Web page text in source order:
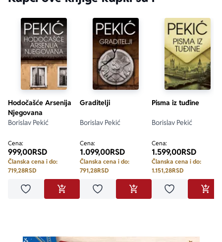
Hodočašće Arsenija
Njegovana
Borislav Pekić
Cena:
999,00RSD
Članska cena i do:
719,28RSD
Dodaj u omiljeneDODAJ U KORPU
Graditelji
Borislav Pekić
Cena:
1.099,00RSD
Članska cena i do:
791,28RSD
Dodaj u omiljeneDODAJ U KORPU
Pisma iz tuđine
Borislav Pekić
Cena:
1.599,00RSD
Članska cena i do:
1.151,28RSD
Dodaj u